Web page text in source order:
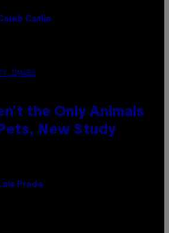
Catlin
IMAGES
the Only Animals
New Study
Prada